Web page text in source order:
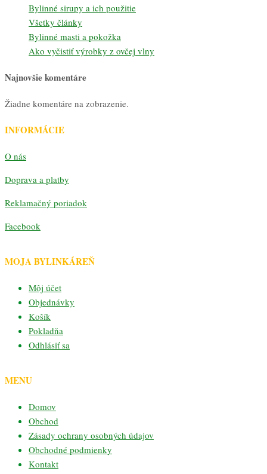
Bylinné sirupy a ich použitie
Všetky články
Bylinné masti a pokožka
Ako vyčistiť výrobky z ovčej vlny
Najnovšie komentáre
Žiadne komentáre na zobrazenie.
INFORMÁCIE
O nás
Doprava a platby
Reklamačný poriadok
Facebook
MOJA BYLINKÁREŇ
Môj účet
Objednávky
Košík
Pokladňa
Odhlásiť sa
MENU
Domov
Obchod
Zásady ochrany osobných údajov
Obchodné podmienky
Kontakt